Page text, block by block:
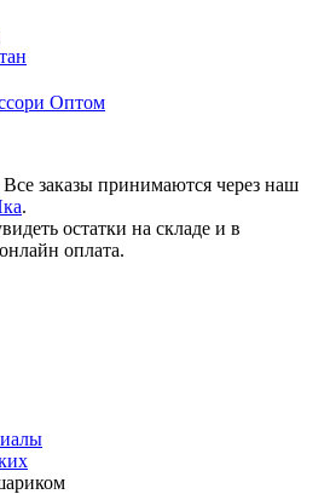
Оптом
заказы принимаются через наш
.
остатки на складе и в
оплата.